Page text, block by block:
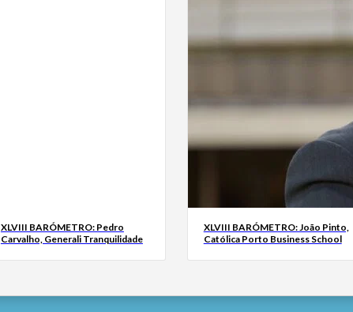
XLVIII BARÓMETRO: Pedro
Carvalho, Generali Tranquilidade
XLVIII BARÓMETRO: João Pinto,
Católica Porto Business School